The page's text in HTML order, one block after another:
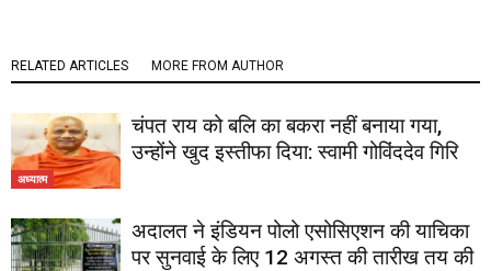
RELATED ARTICLES MORE FROM AUTHOR
अध्यात्म
चंपत राय को बलि का बकरा नहीं बनाया गया,
उन्होंने खुद इस्तीफा दिया: स्वामी गोविंददेव गिरि
अदालत ने इंडियन पोलो एसोसिएशन की याचिका
पर सुनवाई के लिए 12 अगस्त की तारीख तय की